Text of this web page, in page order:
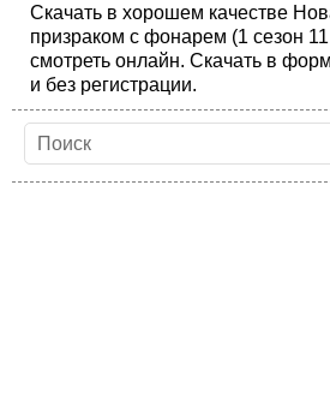
Скачать в хорошем качестве
призраком с фонарем (1 сезон
смотреть онлайн. Скачать в
и без регистрации.